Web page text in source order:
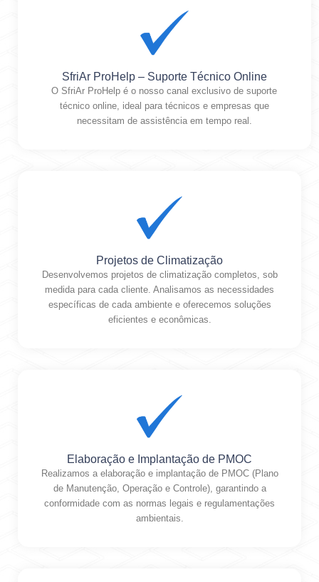
SfriAr ProHelp – Suporte Técnico Online
O SfriAr ProHelp é o nosso canal exclusivo de suporte
técnico online, ideal para técnicos e empresas que
necessitam de assistência em tempo real.
Projetos de Climatização
Desenvolvemos projetos de climatização completos, sob
medida para cada cliente. Analisamos as necessidades
específicas de cada ambiente e oferecemos soluções
eficientes e econômicas.
Elaboração e Implantação de PMOC
Realizamos a elaboração e implantação de PMOC (Plano
de Manutenção, Operação e Controle), garantindo a
conformidade com as normas legais e regulamentações
ambientais.